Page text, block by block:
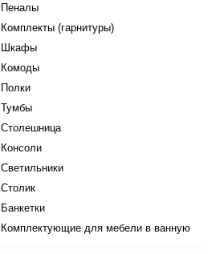
Пеналы
Комплекты (гарнитуры)
Шкафы
Комоды
Полки
Тумбы
Столешница
Консоли
Светильники
Столик
Банкетки
Комплектующие для мебели в ванную